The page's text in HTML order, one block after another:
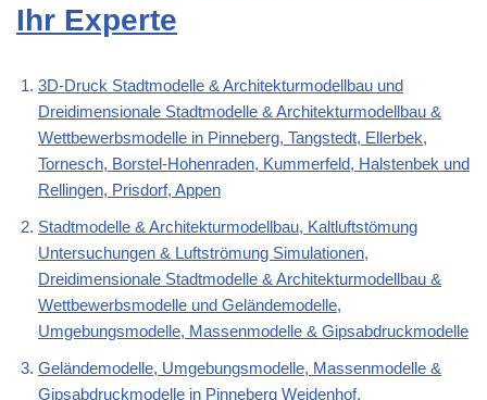
Ihr Experte
3D-Druck Stadtmodelle & Architekturmodellbau und
Dreidimensionale Stadtmodelle & Architekturmodellbau &
Wettbewerbsmodelle in Pinneberg, Tangstedt, Ellerbek,
Tornesch, Borstel-Hohenraden, Kummerfeld, Halstenbek und
Rellingen, Prisdorf, Appen
Stadtmodelle & Architekturmodellbau, Kaltluftstömung
Untersuchungen & Luftströmung Simulationen,
Dreidimensionale Stadtmodelle & Architekturmodellbau &
Wettbewerbsmodelle und Geländemodelle,
Umgebungsmodelle, Massenmodelle & Gipsabdruckmodelle
Geländemodelle, Umgebungsmodelle, Massenmodelle &
Gipsabdruckmodelle in Pinneberg Weidenhof,